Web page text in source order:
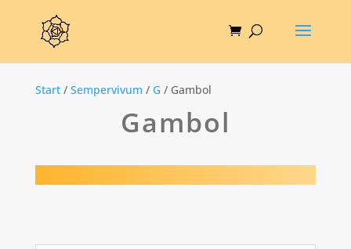
Start/ Sempervivum / G / Gambol
Gambol